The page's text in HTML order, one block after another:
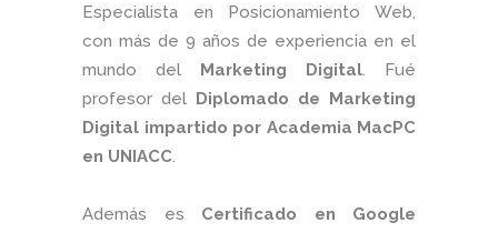
Especialista en Posicionamiento Web,
con más de 9 años de experiencia en el
mundo del Marketing Digital. Fué
profesor del Diplomado de Marketing
Digital impartido por Academia MacPC
en UNIACC.
Además es Certificado en Google